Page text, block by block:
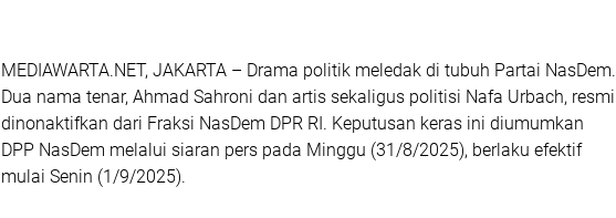
MEDIAWARTA.NET, JAKARTA – Drama politik meledak di tubuh Partai NasDem.
Dua nama tenar, Ahmad Sahroni dan artis sekaligus politisi Nafa Urbach, resmi
dinonaktifkan dari Fraksi NasDem DPR RI. Keputusan keras ini diumumkan
DPP NasDem melalui siaran pers pada Minggu (31/8/2025), berlaku efektif
mulai Senin (1/9/2025).